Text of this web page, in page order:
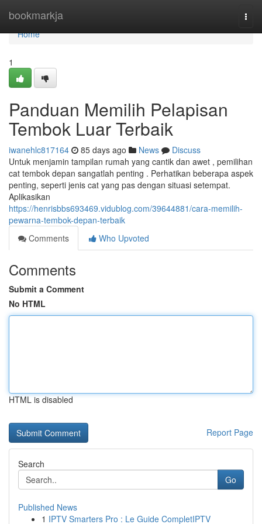
bookmarkja
Home
Home
1
Panduan Memilih Pelapisan
Tembok Luar Terbaik
iwanehlc817164 85 days ago News
Discuss
Untuk menjamin tampilan rumah yang cantik dan awet , pemilihan
cat tembok depan sangatlah penting . Perhatikan beberapa aspek
penting, seperti jenis cat yang pas dengan situasi setempat.
Aplikasikan
https://henrisbbs693469.vidublog.com/39644881/cara-memilih-
pewarna-tembok-depan-terbaik
Comments
Who Upvoted
Comments
Submit a Comment
No HTML
HTML is disabled
Report Page
Search
Go
Published News
1 IPTV Smarters Pro : Le Guide CompletIPTV